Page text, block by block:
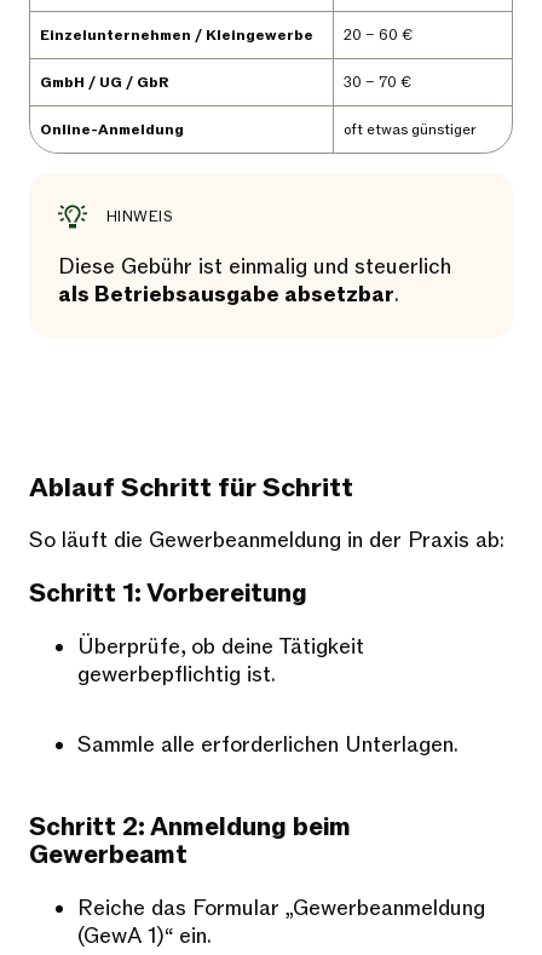
Einzelunternehmen / Kleingewerbe 20 – 60 €
GmbH / UG / GbR 30 – 70 €
Online-Anmeldung oft etwas günstiger
HINWEIS
Diese Gebühr ist einmalig und steuerlich
als Betriebsausgabe absetzbar.
Ablauf Schritt für Schritt
So läuft die Gewerbeanmeldung in der Praxis ab:
Schritt 1: Vorbereitung
Überprüfe, ob deine Tätigkeit
gewerbepflichtig ist.
Sammle alle erforderlichen Unterlagen.
Schritt 2: Anmeldung beim
Gewerbeamt
Reiche das Formular „Gewerbeanmeldung
(GewA 1)“ ein.